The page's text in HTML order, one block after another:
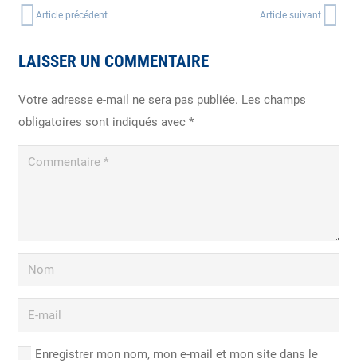
Article précédent Article suivant
LAISSER UN COMMENTAIRE
Votre adresse e-mail ne sera pas publiée. Les champs
obligatoires sont indiqués avec *
Enregistrer mon nom, mon e-mail et mon site dans le